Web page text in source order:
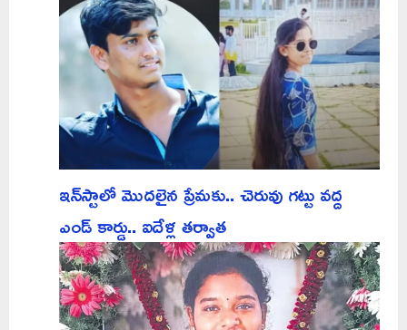
ఇన్‌స్టాలో మొదలైన ప్రేమకు.. చెరువు గట్టు వద్ద
ఎండ్ కార్డు.. ఐదేళ్ల తర్వాత